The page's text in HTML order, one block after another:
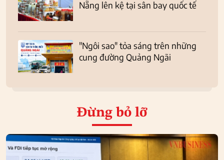
Nẵng lên kệ tại sân bay quốc tế
"Ngôi sao" tỏa sáng trên những
cung đường Quảng Ngãi
Đừng bỏ lỡ